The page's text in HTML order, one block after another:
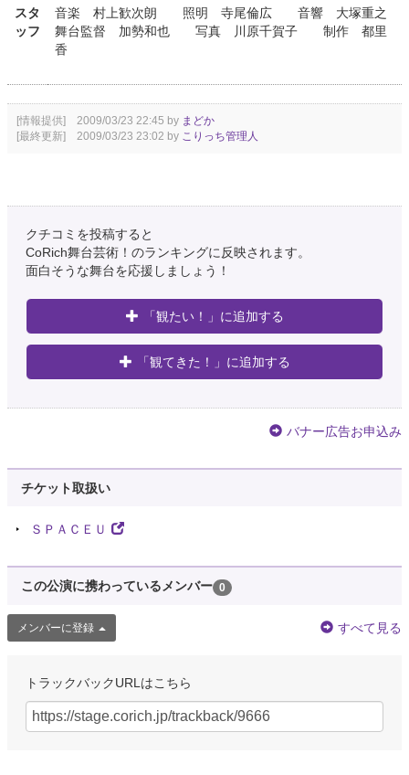
スタ
ッフ
音楽 村上歓次朗 照明 寺尾倫広 音響 大塚重之
舞台監督 加勢和也 写真 川原千賀子 制作 都里
香
[情報提供] 2009/03/23 22:45 by まどか
[最終更新] 2009/03/23 23:02 by こりっち管理人
クチコミを投稿すると
CoRich舞台芸術！のランキングに反映されます。
面白そうな舞台を応援しましょう！
「観たい！」に追加する
「観てきた！」に追加する
バナー広告お申込み
チケット取扱い
ＳＰＡＣＥＵ
この公演に携わっているメンバー 0
メンバーに登録 すべて見る
トラックバックURLはこちら